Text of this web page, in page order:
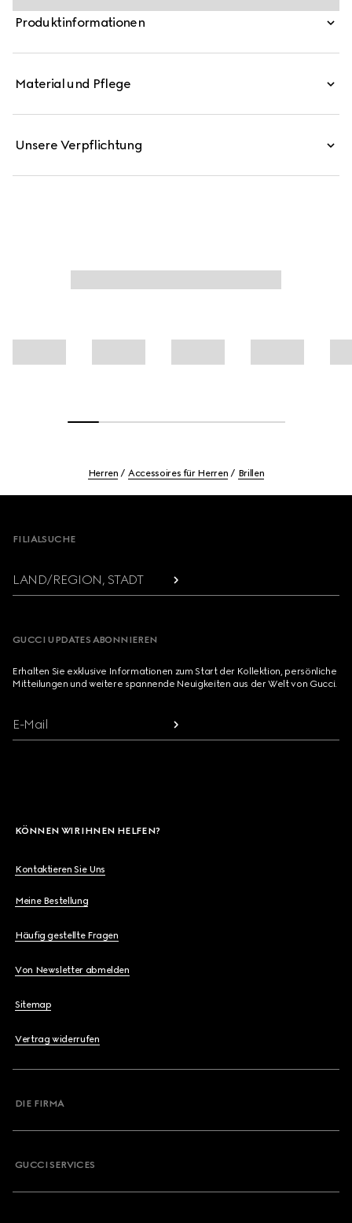
Gucci Logo.
Produktinformationen
Material und Pflege
Unsere Verpflichtung
Herren Accessoires für Herren Brillen
FILIALSUCHE
LAND/REGION, STADT
GUCCI UPDATES ABONNIEREN
Erhalten Sie exklusive Informationen zum Start der Kollektion, persönliche
Mitteilungen und weitere spannende Neuigkeiten aus der Welt von Gucci.
E-Mail
KÖNNEN WIR IHNEN HELFEN?
Kontaktieren Sie Uns
Meine Bestellung
Häufig gestellte Fragen
Von Newsletter abmelden
Sitemap
Vertrag widerrufen
DIE FIRMA
GUCCI SERVICES